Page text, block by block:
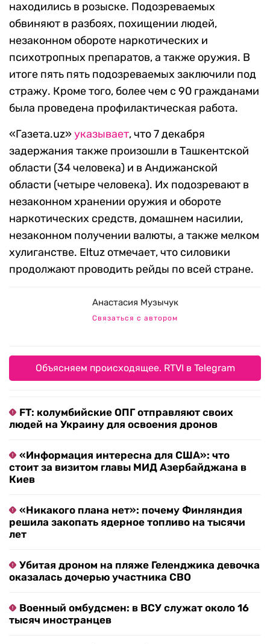
находились в розыске. Подозреваемых
обвиняют в разбоях, похищении людей,
незаконном обороте наркотических и
психотропных препаратов, а также оружия. В
итоге пять пять подозреваемых заключили под
стражу. Кроме того, более чем с 90 гражданами
была проведена профилактическая работа.
«Газета.uz»указывает, что 7 декабря
задержания также произошли в Ташкентской
области (34 человека) и в Андижанской
области (четыре человека). Их подозревают в
незаконном хранении оружия и обороте
наркотических средств, домашнем насилии,
незаконном получении валюты, а также мелком
хулиганстве. Eltuz отмечает, что силовики
продолжают проводить рейды по всей стране.
Анастасия Музычук
Связаться с автором
Объясняем происходящее. RTVI в Telegram
FT: колумбийские ОПГ отправляют своих
людей на Украину для освоения дронов
«Информация интересна для США»: что
стоит за визитом главы МИД Азербайджана в
Киев
«Никакого плана нет»: почему Финляндия
решила закопать ядерное топливо на тысячи
лет
Убитая дроном на пляже Геленджика девочка
оказалась дочерью участника СВО
Военный омбудсмен: в ВСУ служат около 16
тысяч иностранцев